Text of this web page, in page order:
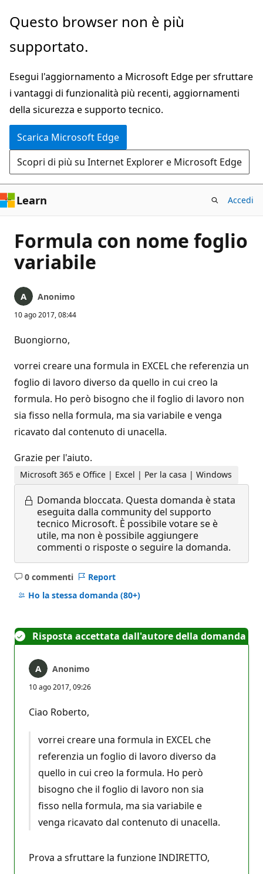
Ignora
passa
contenuto
principale
Questo browser non è più
supportato.
Esegui l'aggiornamento a Microsoft Edge per sfruttare
i vantaggi di funzionalità più recenti, aggiornamenti
della sicurezza e supporto tecnico.
Scarica Microsoft Edge
Scopri di più su Internet Explorer e Microsoft Edge
Learn Accedi
Formula con nome foglio
variabile
Anonimo
10 ago 2017, 08:44
Buongiorno,
vorrei creare una formula in EXCEL che referenzia un
foglio di lavoro diverso da quello in cui creo la
formula. Ho però bisogno che il foglio di lavoro non
sia fisso nella formula, ma sia variabile e venga
ricavato dal contenuto di unacella.
Grazie per l'aiuto.
Microsoft 365 e Office | Excel | Per la casa | Windows
Domanda bloccata. Questa domanda è stata
eseguita dalla community del supporto
tecnico Microsoft. È possibile votare se è
utile, ma non è possibile aggiungere
commenti o risposte o seguire la domanda.
0 commenti
Nessun
commento
Report
Ho la stessa domanda (80+)
Risposta accettata dall'autore della domanda
Anonimo
10 ago 2017, 09:26
Ciao Roberto,
vorrei creare una formula in EXCEL che
referenzia un foglio di lavoro diverso da
quello in cui creo la formula. Ho però
bisogno che il foglio di lavoro non sia
fisso nella formula, ma sia variabile e
venga ricavato dal contenuto di unacella.
Prova a sfruttare la funzione INDIRETTO,